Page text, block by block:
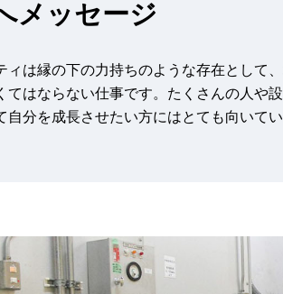
メッセージ
ィは縁の下の力持ちのような存在として
てはならない仕事です。たくさんの人や
自分を成長させたい方にはとても向いてい